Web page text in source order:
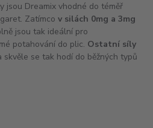
jsou Dreamix vhodné do téměř
Zatímco v silách 0mg a 3mg
jsou tak ideální pro
potahování do plic. Ostatní síly
skvěle se tak hodí do běžných typů